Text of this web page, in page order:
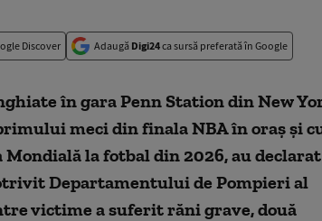
Discover Adaugă Digi24ca sursă preferată în Google
în gara Penn Station din New
meci din finala NBA în oraş şi
la fotbal din 2026, au declarat
Departamentului de Pompieri al
victime a suferit răni grave, două